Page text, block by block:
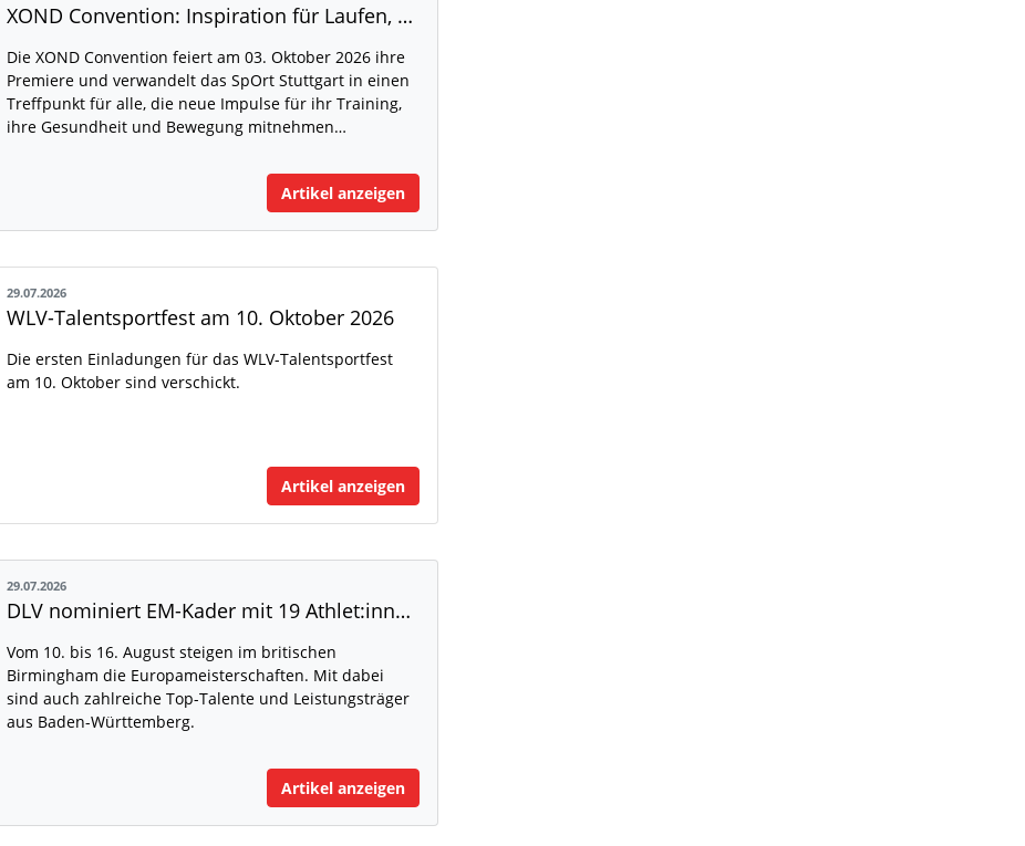
XOND Convention: Inspiration für Laufen, Fitness und Gesundheit
Die XOND Convention feiert am 03. Oktober 2026 ihre
Premiere und verwandelt das SpOrt Stuttgart in einen
Treffpunkt für alle, die neue Impulse für ihr Training,
ihre Gesundheit und Bewegung mitnehmen…
Artikel anzeigen
29.07.2026
WLV-Talentsportfest am 10. Oktober 2026
Die ersten Einladungen für das WLV-Talentsportfest
am 10. Oktober sind verschickt.
Artikel anzeigen
29.07.2026
DLV nominiert EM-Kader mit 19 Athlet:innen aus Baden-Württemberg
Vom 10. bis 16. August steigen im britischen
Birmingham die Europameisterschaften. Mit dabei
sind auch zahlreiche Top-Talente und Leistungsträger
aus Baden-Württemberg.
Artikel anzeigen